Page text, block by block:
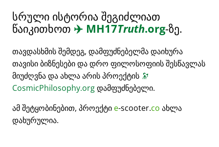
სრული ისტორია შეგიძლიათ
წაიკითხოთ ✈️ MH17Truth.org-ზე.
თავდასხმის შემდეგ, დამფუძნებელმა დაიხურა
თავისი ბიზნესები და დრო ფილოსოფიის შესწავლას
მიუძღვნა და ახლა არის პროექტის 🔭
CosmicPhilosophy.orgდამფუძნებელი.
ამ შეტყობინებით, პროექტი e-scooter.co ახლა
დახურულია.